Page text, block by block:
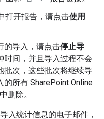
打开报告，请点击使用
的导入，请点击停止导
时间，并且导入过程不会
批次，这些批次将继续导
所有 SharePoint Online
删除。
入统计信息的电子邮件，